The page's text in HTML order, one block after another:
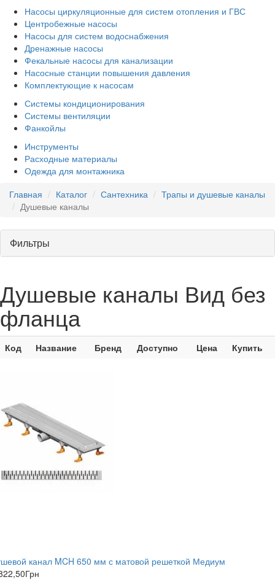
Насосы циркуляционные для систем отопления и ГВС
Центробежные насосы
Насосы для систем водоснабжения
Дренажные насосы
Фекальные насосы для канализации
Насосные станции повышения давления
Комплектующие к насосам
Системы кондиционирования
Системы вентиляции
Фанкойлы
Инструменты
Расходные материалы
Одежда для монтажника
Главная
Каталог Сантехника
Трапы и душевые каналы
Душевые каналы
Фильтры
Душевые каналы Вид без
фланца
Код Название Бренд Доступно Цена Купить
канал MCH 650 мм с матовой решеткой Медиум
Грн